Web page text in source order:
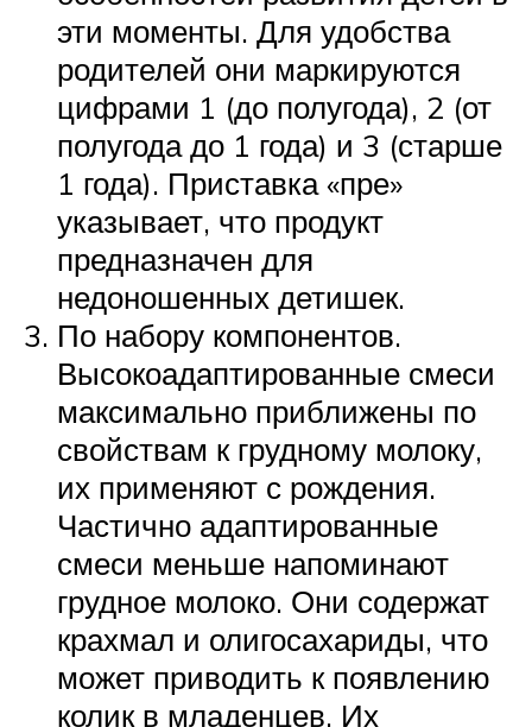
эти моменты. Для удобства
родителей они маркируются
цифрами 1 (до полугода), 2 (от
полугода до 1 года) и 3 (старше
1 года). Приставка «пре»
указывает, что продукт
предназначен для
недоношенных детишек.
По набору компонентов.
Высокоадаптированные смеси
максимально приближены по
свойствам к грудному молоку,
их применяют с рождения.
Частично адаптированные
смеси меньше напоминают
грудное молоко. Они содержат
крахмал и олигосахариды, что
может приводить к появлению
колик в младенцев. Их